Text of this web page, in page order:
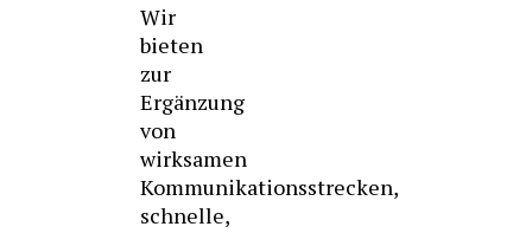
Wir
bieten
zur
Ergänzung
von
wirksamen
Kommunikationsstrecken,
schnelle,